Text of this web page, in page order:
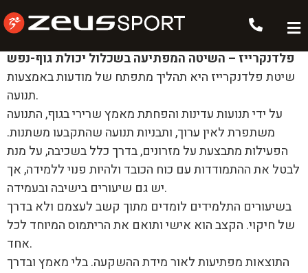
פלדנקרייז
פלדנקרייז – השיטה המפתיעה בשכלול יכולת גוף-נפש
שיטת פלדנקרייז היא תהליך מתפתח של מודעות באמצעות
תנועה.
על ידי תנועות עדינות והפחתת מאמץ שרירי בגוף, התנועה
משתפרת לאין ערוך, ותבניות תנועה שהתקבעו משתנות.
הפעילות מתבצעת על מזרונים, בדרך כלל בשכיבה, על מנת
לבטל את ההתמודדות עם כוח הכובד ולהיות פנוי ללמידה, אך
יש גם שיעורים בישיבה ובעמידה.
בשיעורים התלמידים לומדים מתוך קשב לעצמם ולא בדרך
של חיקוי. הקצב הוא אישי ותואם את הריתמוס המיוחד לכל
אחד.
התוצאות מפתיעות לאור מידת ההשקעה. בלי מאמץ ובדרך